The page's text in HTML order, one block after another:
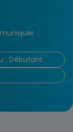
: Débutant